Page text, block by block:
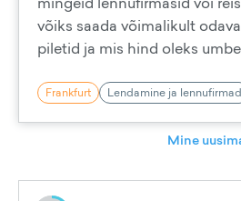
võiks saada võimalikult
piletid ja mis hind oleks
Frankfurt Lendamine ja lennufirmad
Mine